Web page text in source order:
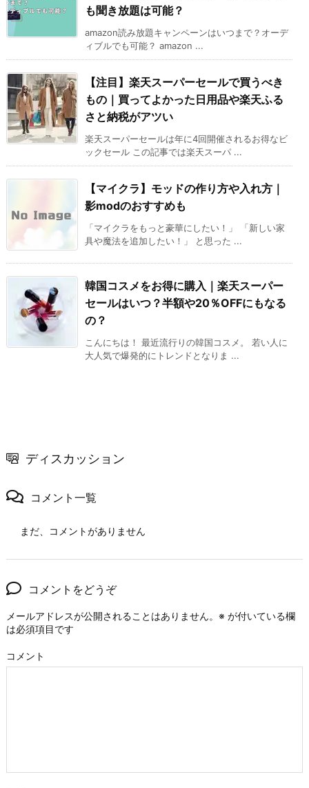
も聞き放題は可能？
amazon読み放題キャンペーンはいつまで？オーデ
ィブルでも可能？ amazon ...
【注目】楽天スーパーセールで買うべき
もの｜買ってよかった日用品や楽天ふる
さと納税がアツい
楽天スーパーセールは年に4回開催されるお得なビ
ックセール この記事では楽天スーパ ...
【マイクラ】モッドの作り方や入れ方｜
影modのおすすめも
「マイクラをもっと豪華にしたい！」 「新しい家
具や魔法を追加したい！」 と思った ...
韓国コスメをお得に購入｜楽天スーパー
セールはいつ？半額や20％OFFにもなる
の？
こんにちは！ 最近流行りの韓国コスメ。 若い人に
大人気で爆発的にトレンドとなりま ...
ディスカッション
コメント一覧
まだ、コメントがありません
コメントをどうぞ
メールアドレスが公開されることはありません。 ※ が付いている欄
は必須項目です
コメント